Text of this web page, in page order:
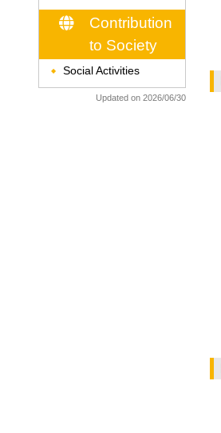
Contribution
to Society
◆ Social Activities
Updated on 2026/06/30